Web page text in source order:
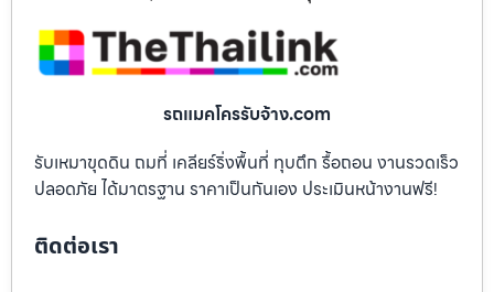
รถแมคโครรับจ้าง.com
รับเหมาขุดดิน ถมที่ เคลียร์ริ่งพื้นที่ ทุบตึก รื้อถอน งานรวดเร็ว
ปลอดภัย ได้มาตรฐาน ราคาเป็นกันเอง ประเมินหน้างานฟรี!
ติดต่อเรา